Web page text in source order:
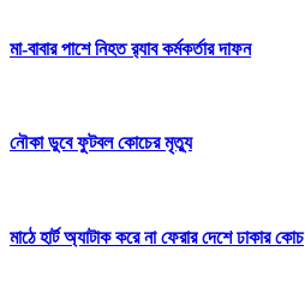
মা-বাবার পাশে নিহত র‍্যাব কর্মকর্তার দাফন
নৌকা ডুবে ফুটবল কোচের মৃত্যু
মাঠে হার্ট অ্যাটাক করে না ফেরার দেশে ঢাকার কোচ